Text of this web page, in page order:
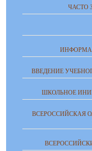
ЧАСТО
ВВЕДЕНИЕ
ШКОЛЬНОЕ
ВСЕРОССИЙСКАЯ